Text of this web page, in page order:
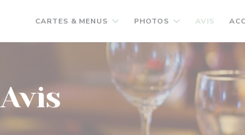
CARTES & MENUS PHOTOS AVIS
Avis